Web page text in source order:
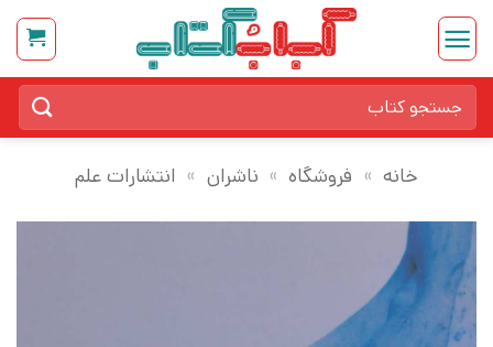
Skip
content
برای:
خانه » فروشگاه » ناشران » انتشارات علم